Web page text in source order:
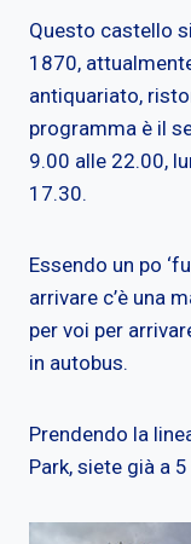
Questo castello
1870,
antiquariato,
programma è il
9.00 alle 22.00,
17.30.
Essendo un po
arrivare c’è una
per voi per
in autobus.
Prendendo la
Park, siete già a